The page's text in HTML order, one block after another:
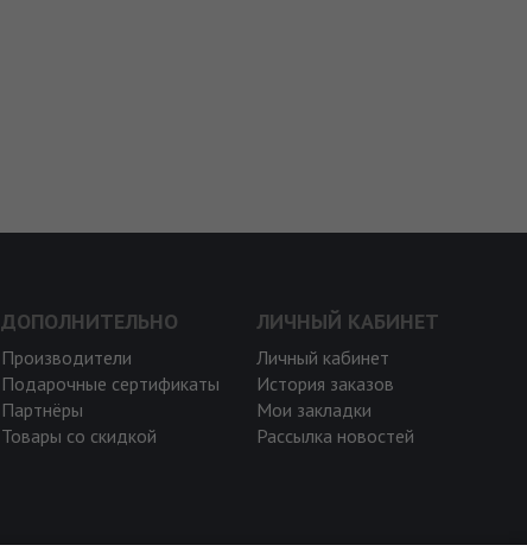
ДОПОЛНИТЕЛЬНО
Производители
Подарочные сертификаты
Партнёры
Товары со скидкой
ЛИЧНЫЙ КАБИНЕТ
Личный кабинет
История заказов
Мои закладки
Рассылка новостей